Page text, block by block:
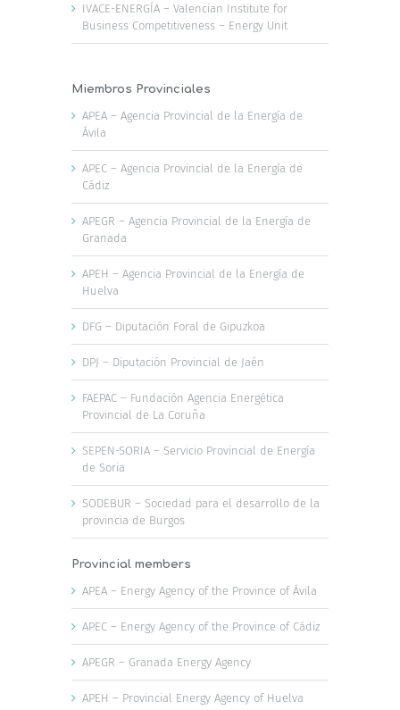
IVACE-ENERGÍA – Valencian Institute for
Business Competitiveness – Energy Unit
Miembros Provinciales
APEA – Agencia Provincial de la Energía de
Ávila
APEC – Agencia Provincial de la Energía de
Cádiz
APEGR – Agencia Provincial de la Energía de
Granada
APEH – Agencia Provincial de la Energía de
Huelva
DFG – Diputación Foral de Gipuzkoa
DPJ – Diputación Provincial de Jaén
FAEPAC – Fundación Agencia Energética
Provincial de La Coruña
SEPEN-SORIA – Servicio Provincial de Energía
de Soria
SODEBUR – Sociedad para el desarrollo de la
provincia de Burgos
Provincial members
APEA – Energy Agency of the Province of Ávila
APEC – Energy Agency of the Province of Cádiz
APEGR – Granada Energy Agency
APEH – Provincial Energy Agency of Huelva